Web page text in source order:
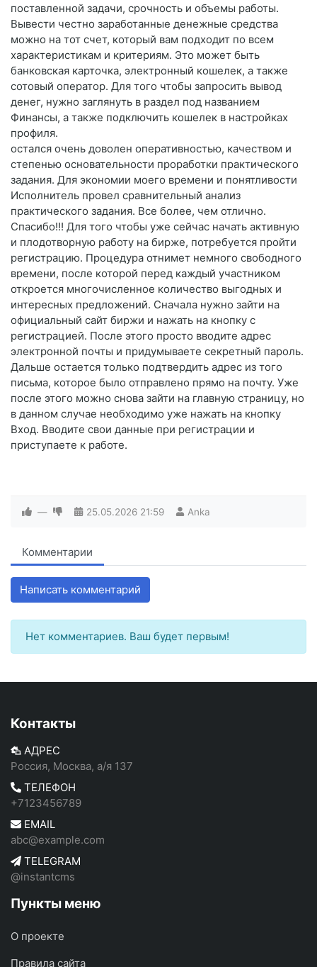
поставленной задачи, срочность и объемы работы.
Вывести честно заработанные денежные средства
можно на тот счет, который вам подходит по всем
характеристикам и критериям. Это может быть
банковская карточка, электронный кошелек, а также
сотовый оператор. Для того чтобы запросить вывод
денег, нужно заглянуть в раздел под названием
Финансы, а также подключить кошелек в настройках
профиля.
остался очень доволен оперативностью, качеством и
степенью основательности проработки практического
задания. Для экономии моего времени и понятливости
Исполнитель провел сравнительный анализ
практического задания. Все более, чем отлично.
Спасибо!!! Для того чтобы уже сейчас начать активную
и плодотворную работу на бирже, потребуется пройти
регистрацию. Процедура отнимет немного свободного
времени, после которой перед каждый участником
откроется многочисленное количество выгодных и
интересных предложений. Сначала нужно зайти на
официальный сайт биржи и нажать на кнопку с
регистрацией. После этого просто вводите адрес
электронной почты и придумываете секретный пароль.
Дальше остается только подтвердить адрес из того
письма, которое было отправлено прямо на почту. Уже
после этого можно снова зайти на главную страницу, но
в данном случае необходимо уже нажать на кнопку
Вход. Вводите свои данные при регистрации и
приступаете к работе.
— 25.05.2026 21:59 Anka
Комментарии
Написать комментарий
Нет комментариев. Ваш будет первым!
Контакты
АДРЕС
Россия, Москва, а/я 137
ТЕЛЕФОН
+7123456789
EMAIL
abc@example.com
TELEGRAM
@instantcms
Пункты меню
О проекте
Правила сайта